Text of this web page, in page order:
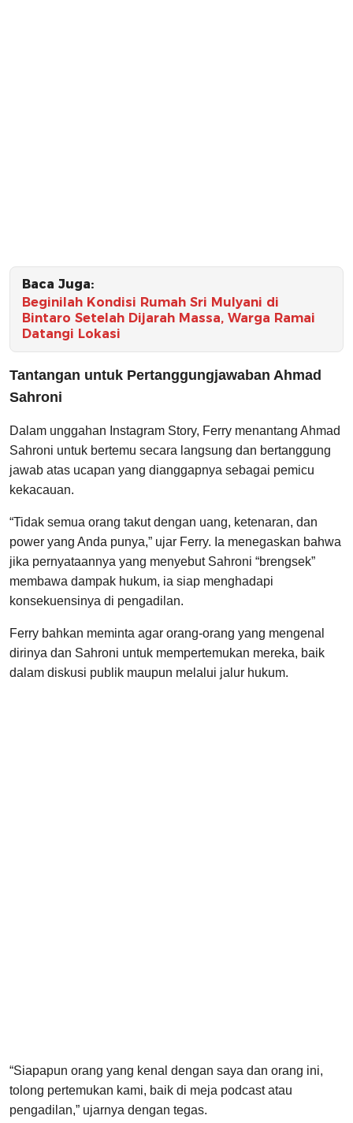
Baca Juga:
Beginilah Kondisi Rumah Sri Mulyani di
Bintaro Setelah Dijarah Massa, Warga Ramai
Datangi Lokasi
Tantangan untuk Pertanggungjawaban Ahmad
Sahroni
Dalam unggahan Instagram Story, Ferry menantang Ahmad
Sahroni untuk bertemu secara langsung dan bertanggung
jawab atas ucapan yang dianggapnya sebagai pemicu
kekacauan.
“Tidak semua orang takut dengan uang, ketenaran, dan
power yang Anda punya,” ujar Ferry. Ia menegaskan bahwa
jika pernyataannya yang menyebut Sahroni “brengsek”
membawa dampak hukum, ia siap menghadapi
konsekuensinya di pengadilan.
Ferry bahkan meminta agar orang-orang yang mengenal
dirinya dan Sahroni untuk mempertemukan mereka, baik
dalam diskusi publik maupun melalui jalur hukum.
“Siapapun orang yang kenal dengan saya dan orang ini,
tolong pertemukan kami, baik di meja podcast atau
pengadilan,” ujarnya dengan tegas.